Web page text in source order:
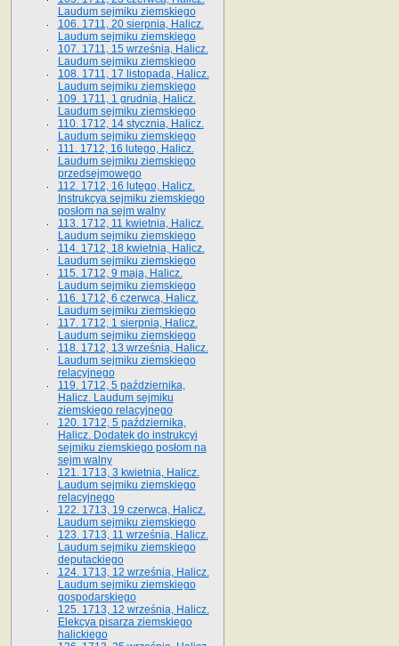
Laudum sejmiku ziemskiego
106. 1711, 20 sierpnia, Halicz.
Laudum sejmiku ziemskiego
107. 1711, 15 września, Halicz.
Laudum sejmiku ziemskiego
108. 1711, 17 listopada, Halicz.
Laudum sejmiku ziemskiego
109. 1711, 1 grudnia, Halicz.
Laudum sejmiku ziemskiego
110. 1712, 14 stycznia, Halicz.
Laudum sejmiku ziemskiego
111. 1712, 16 lutego, Halicz.
Laudum sejmiku ziemskiego
przedsejmowego
112. 1712, 16 lutego, Halicz.
Instrukcya sejmiku ziemskiego
posłom na sejm walny
113. 1712, 11 kwietnia, Halicz.
Laudum sejmiku ziemskiego
114. 1712, 18 kwietnia, Halicz.
Laudum sejmiku ziemskiego
115. 1712, 9 maja, Halicz.
Laudum sejmiku ziemskiego
116. 1712, 6 czerwca, Halicz.
Laudum sejmiku ziemskiego
117. 1712, 1 sierpnia, Halicz.
Laudum sejmiku ziemskiego
118. 1712, 13 września, Halicz.
Laudum sejmiku ziemskiego
relacyjnego
119. 1712, 5 października,
Halicz. Laudum sejmiku
ziemskiego relacyjnego
120. 1712, 5 października,
Halicz. Dodatek do instrukcyi
sejmiku ziemskiego posłom na
sejm walny
121. 1713, 3 kwietnia, Halicz.
Laudum sejmiku ziemskiego
relacyjnego
122. 1713, 19 czerwca, Halicz.
Laudum sejmiku ziemskiego
123. 1713, 11 września, Halicz.
Laudum sejmiku ziemskiego
deputackiego
124. 1713, 12 września, Halicz.
Laudum sejmiku ziemskiego
gospodarskiego
125. 1713, 12 września, Halicz.
Elekcya pisarza ziemskiego
halickiego